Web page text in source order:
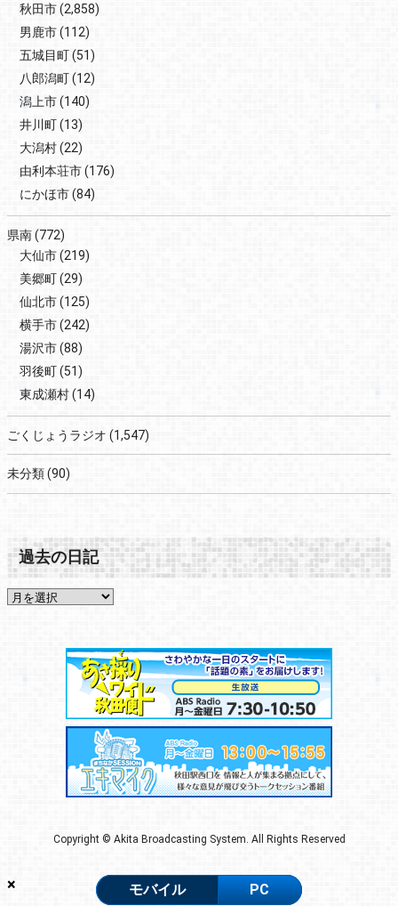
×
秋田市(2,858)
男鹿市(112)
五城目町(51)
八郎潟町(12)
潟上市(140)
井川町(13)
大潟村(22)
由利本荘市(176)
にかほ市(84)
県南(772)
大仙市(219)
美郷町(29)
仙北市(125)
横手市(242)
湯沢市(88)
羽後町(51)
東成瀬村(14)
ごくじょうラジオ (1,547)
未分類(90)
過去の日記
Copyright © Akita Broadcasting System. All Rights Reserved
モバイル PC